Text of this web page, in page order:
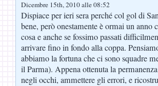
Dicembre 15th, 2010 alle 08:52
Dispiace per ieri sera perché col gol di
bene, però onestamente è ormai un anno
cosa e anche se fossimo passati
arrivare fino in fondo alla coppa.
abbiamo la fortuna che ci sono squadre
il Parma). Appena ottenuta la
negli occhi, ammettere gli errori, e